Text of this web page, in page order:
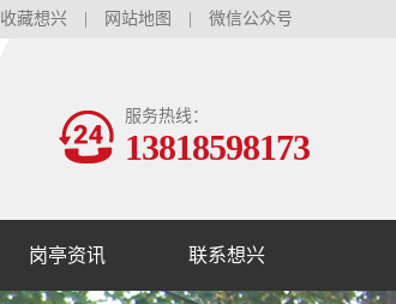
收藏想兴 网站地图 微信公众号
服务热线：
13818598173
岗亭资讯 联系想兴